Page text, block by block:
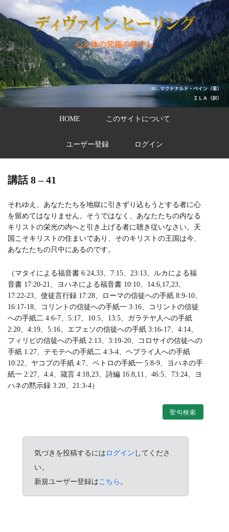
HOME このサイトについて
ユーザー登録 ログイン
講話 8 – 41
それゆえ、あなたたちを地獄に引きずり込もうとする者に心
を留めてはなりません。そうではなく、あなたたちの内なる
キリストの栄光の内へと引き上げる者に聴き従いなさい。天
国こそキリストの住まいであり、そのキリストの王国は今、
あなたたちの只中にあるのです。
（マタイによる福音書 6:24,33、7:15、23:13、ルカによる福
音書 17:20-21、ヨハネによる福音書 10:10、14:6,17,23、
17:22-23、使徒言行録 17:28、ローマの信徒への手紙 8:9-10、
16:17-18、コリントの信徒への手紙一 3:16、コリントの信徒
への手紙二 4:6-7、5:17、10:5、13:5、ガラテヤ人への手紙
2:20、4:19、5:16、エフェソの信徒への手紙 3:16-17、4:14、
フィリピの信徒への手紙 2:13、3:19-20、コロサイの信徒への
手紙 1:27、テモテへの手紙二 4:3-4、ヘブライ人への手紙
10:22、ヤコブの手紙 4:7、ペトロの手紙一 5:8-9、ヨハネの手
紙一 2:27、4:4、箴言 4:18,23、詩編 16:8,11、46:5、73:24、ヨ
ハネの黙示録 3:20、21:3-4）
聖句検索
気づきを投稿するにはログイン してくださ
い。
新規ユーザー登録はこちら 。